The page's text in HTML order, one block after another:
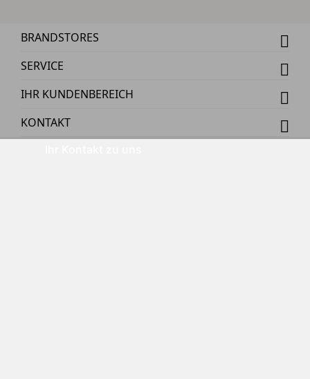
BRANDSTORES
SERVICE
IHR KUNDENBEREICH
KONTAKT